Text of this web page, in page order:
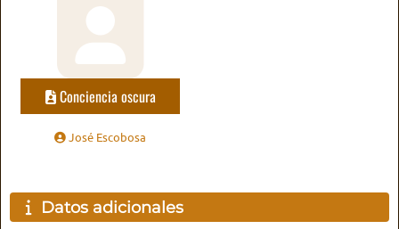
Conciencia oscura
José Escobosa
Datos adicionales